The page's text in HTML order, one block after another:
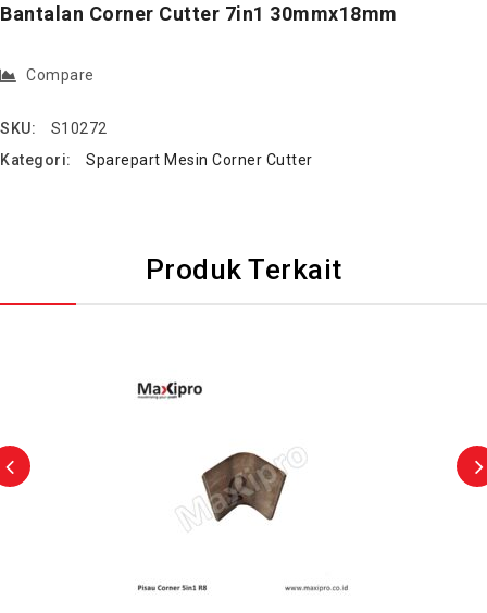
Bantalan Corner Cutter 7in1 30mmx18mm
Compare
SKU:
S10272
Kategori:
Sparepart Mesin Corner Cutter
Produk Terkait